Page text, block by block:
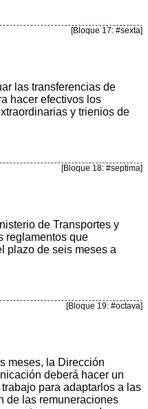
[Bloque 17: #sexta]
las transferencias de
hacer efectivos los
y trienios de
[Bloque 18: #septima]
de Transportes y
reglamentos que
plazo de seis meses a
[Bloque 19: #octava]
meses, la Dirección
deberá hacer un
para adaptarlos a las
de las remuneraciones